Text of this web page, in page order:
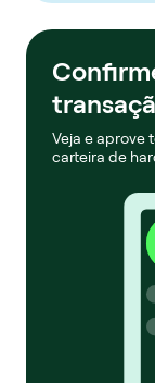
Veja e aprove
carteira de